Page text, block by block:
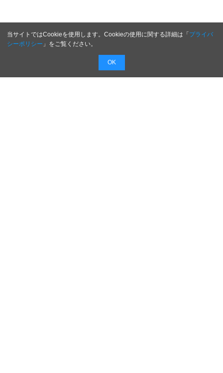
当サイトではCookieを使用します。Cookieの使用に関する詳細は「プライバ
シーポリシー 」をご覧ください。
OK